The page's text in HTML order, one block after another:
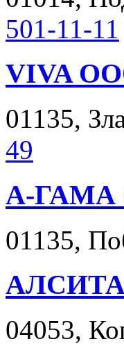
501-11-11
VIVA
01135,
49
А-
01135,
04053,